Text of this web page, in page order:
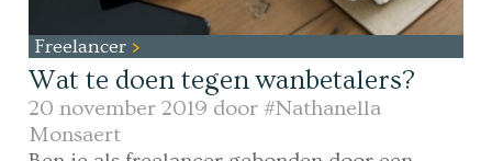
Freelancer
Wat te doen tegen wanbetalers?
20 november 2019 door #Nathanella
Monsaert